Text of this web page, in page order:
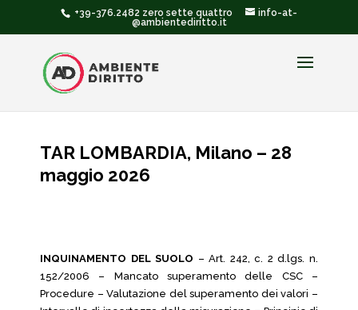
+39-376.2482 zero sette quattro
info-at-
@ambientediritto.it
TAR LOMBARDIA, Milano – 28
maggio 2026
INQUINAMENTO DEL SUOLO – Art. 242, c. 2 d.lgs. n.
152/2006 – Mancato superamento delle CSC –
Procedure – Valutazione del superamento dei valori –